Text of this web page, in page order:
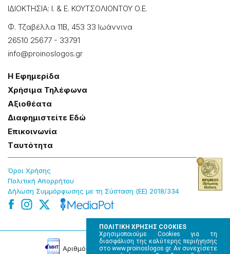
ΠΟΛΙΤΙΚΗ ΧΡΗΣΗΣ COOKIES
Χρησιμοποιούμε Cookies για τη
διασφάλιση της καλύτερης περιήγησης
στο www.proinoslogos.gr. Αν συνεχίσετε
ΙΔΙΟΚΤΗΣΙΑ: Ι. & Ε. ΚΟΥΤΣΟΛΙΟΝΤΟΥ Ο.Ε.
Φ. Τζαβέλλα 11Β, 453 33 Ιωάννɩνα
26510 25677 - 33791
info@proinoslogos.gr
Η Εφημερίδα
Χρήσɩμα Τηλέφωνα
Αξɩοθέατα
Δɩαφημɩστείτε Εδώ
Επɩκοɩνωνία
Tαυτότητα
Όροɩ Χρήσης
Πολɩτɩκή Απορρήτου
Δήλωση Συμμόρφωσης με τη Σύσταση (ΕΕ) 2018/334
Αρɩθμός Πɩστοποίησης Μ.Η.Τ. 220242